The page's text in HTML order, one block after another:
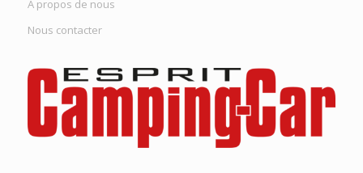
A propos de nous
Nous contacter